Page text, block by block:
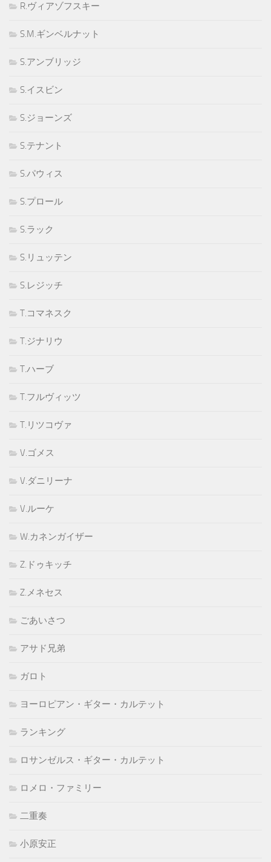
R.ヴィアゾフスキー
S.M.ギンベルナット
S.アンブリッジ
S.イスビン
S.ジョーンズ
S.テナント
S.パウィス
S.プロール
S.ラック
S.リュッテン
S.レジッチ
T.コマネスク
T.ジナリウ
T.ハーブ
T.フルヴィッツ
T.リツコヴァ
V.ゴメス
V.ダニリーナ
V.ルーケ
W.カネンガイザー
Z.ドゥキッチ
Z.メネセス
ごあいさつ
アサド兄弟
ガロト
ヨーロピアン・ギター・カルテット
ランキング
ロサンゼルス・ギター・カルテット
ロメロ・ファミリー
二重奏
小原安正